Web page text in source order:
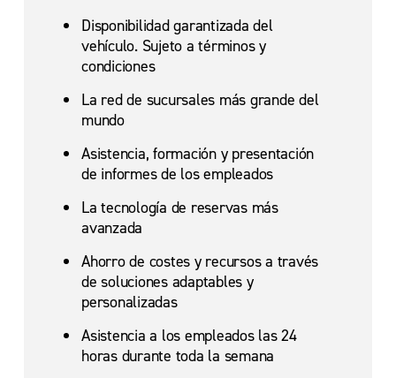
Disponibilidad garantizada del
vehículo. Sujeto a términos y
condiciones
La red de sucursales más grande del
mundo
Asistencia, formación y presentación
de informes de los empleados
La tecnología de reservas más
avanzada
Ahorro de costes y recursos a través
de soluciones adaptables y
personalizadas
Asistencia a los empleados las 24
horas durante toda la semana